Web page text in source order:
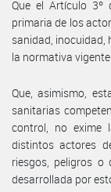
Que el Artículo 3º
primaria de los
sanidad, inocuidad,
la normativa vigente.
Que, asimismo,
sanitarias
control, no exime
distintos actores
riesgos, peligros
desarrollada por